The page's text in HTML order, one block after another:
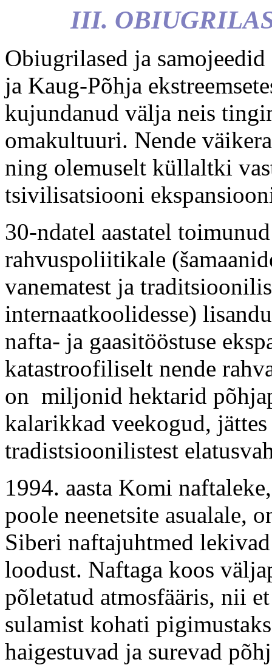
III.
Obiugrilased ja
ja Kaug-Põhja
kujundanud välja neis
omakultuuri. Nende
ning olemuselt küllaltki
tsivilisatsiooni
30-ndatel aastatel
rahvuspoliitikale
vanematest ja
internaatkoolidesse)
nafta- ja gaasitööstuse
katastroofiliselt nende
on miljonid hektarid
kalarikkad veekogud,
tradistsioonilistest
1994. aasta Komi
poole neenetsite asualale,
Siberi naftajuhtmed
loodust. Naftaga koos
põletatud atmosfääris, nii
sulamist kohati
haigestuvad ja surevad